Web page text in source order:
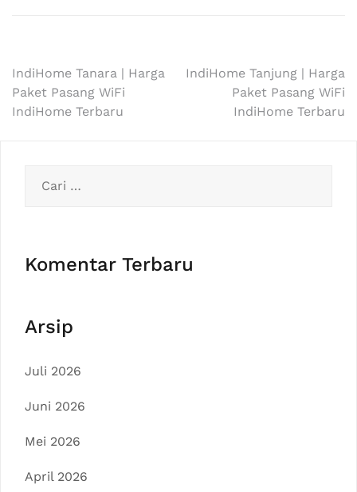
Navigasi
pos
IndiHome Tanara | Harga
Paket Pasang WiFi
IndiHome Terbaru
IndiHome Tanjung | Harga
Paket Pasang WiFi
IndiHome Terbaru
untuk:
Komentar Terbaru
Arsip
Juli 2026
Juni 2026
Mei 2026
April 2026